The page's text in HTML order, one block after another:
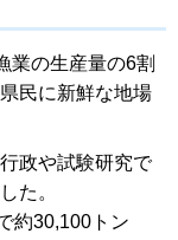
業の生産量の6割
民に新鮮な地場
政や試験研究で
た。
約30,100トン